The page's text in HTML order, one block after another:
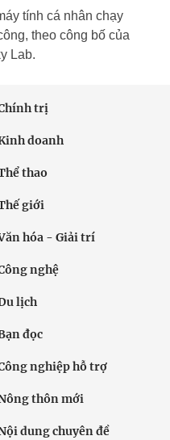
tính cá nhân chạy
theo công bố của
Lab.
trị
doanh
thao
giới
hóa - Giải trí
nghệ
lịch
đọc
nghiệp hỗ trợ
thôn mới
dung chuyên đề